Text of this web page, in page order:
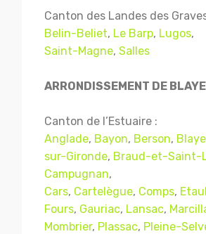
Canton des Landes des
Belin-Beliet, Le Barp, Lugos,
Saint-Magne, Salles
ARRONDISSEMENT DE BLAYE
Canton de l’Estuaire :
Anglade, Bayon, Berson, Blaye
sur-Gironde, Braud-et-Saint-
Campugnan,
Cars, Cartelègue, Comps,
Fours, Gauriac, Lansac,
Mombrier, Plassac, Pleine-